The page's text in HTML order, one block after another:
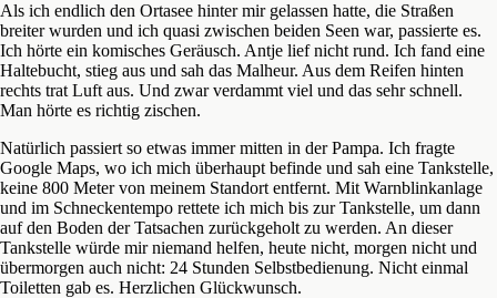
Als ich endlich den Ortasee hinter mir gelassen hatte, die Straßen
breiter wurden und ich quasi zwischen beiden Seen war, passierte es.
Ich hörte ein komisches Geräusch. Antje lief nicht rund. Ich fand eine
Haltebucht, stieg aus und sah das Malheur. Aus dem Reifen hinten
rechts trat Luft aus. Und zwar verdammt viel und das sehr schnell.
Man hörte es richtig zischen.
Natürlich passiert so etwas immer mitten in der Pampa. Ich fragte
Google Maps, wo ich mich überhaupt befinde und sah eine Tankstelle,
keine 800 Meter von meinem Standort entfernt. Mit Warnblinkanlage
und im Schneckentempo rettete ich mich bis zur Tankstelle, um dann
auf den Boden der Tatsachen zurückgeholt zu werden. An dieser
Tankstelle würde mir niemand helfen, heute nicht, morgen nicht und
übermorgen auch nicht: 24 Stunden Selbstbedienung. Nicht einmal
Toiletten gab es. Herzlichen Glückwunsch.